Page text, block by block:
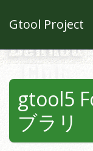
Gtool Project
gtool5
ブラリ